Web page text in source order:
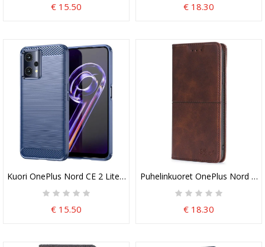
€ 15.50 € 18.30
Kuori OnePlus Nord CE 2 Lite 5G Harjattua Hiilikuitua
€ 15.50
Puhelinkuoret OnePlus Nord
€ 18.30